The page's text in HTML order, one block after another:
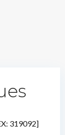
319092]